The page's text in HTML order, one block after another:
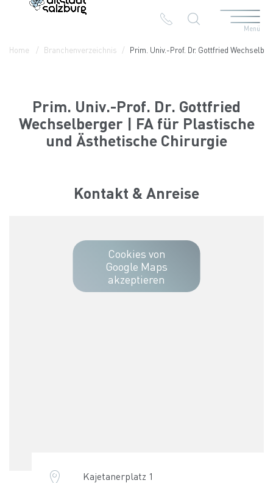
Menü
Home Branchenverzeichnis Prim. Univ.-Prof. Dr. Gottfried
Prim. Univ.-Prof. Dr. Gottfried
Wechselberger | FA für Plastische
und Ästhetische Chirurgie
Kontakt & Anreise
Cookies von
Google Maps
akzeptieren
Kajetanerplatz 1